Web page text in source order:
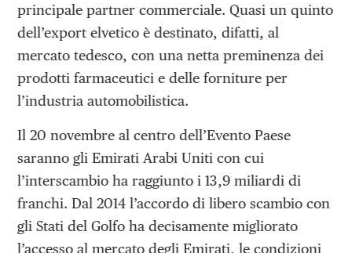
principale partner commerciale. Quasi un quinto
dell’export elvetico è destinato, difatti, al
mercato tedesco, con una netta preminenza dei
prodotti farmaceutici e delle forniture per
l’industria automobilistica.
Il 20 novembre al centro dell’Evento Paese
saranno gli Emirati Arabi Uniti con cui
l’interscambio ha raggiunto i 13,9 miliardi di
franchi. Dal 2014 l’accordo di libero scambio con
gli Stati del Golfo ha decisamente migliorato
l’accesso al mercato degli Emirati, le condizioni